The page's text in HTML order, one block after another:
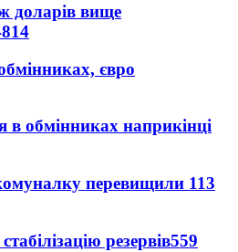
доларів вище
євро
в обмінниках наприкінці
перевищили 113
резервів559